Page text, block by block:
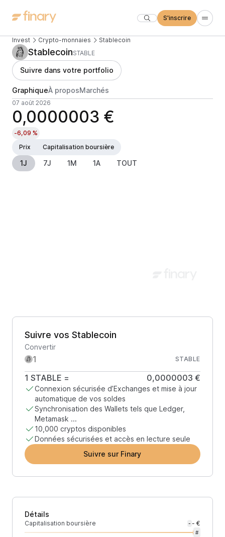
S'inscrire
Invest Crypto-monnaies Stablecoin
StablecoinSTABLE
Suivre dans votre portfolio
GraphiqueÀ proposMarchés
07 août 2026
0,0000003 €
-6,09 %
Prix
Capitalisation boursière
1J 7J 1M 1A TOUT
Suivre vos Stablecoin
Convertir
STABLE
1 STABLE = 0,0000003 €
Connexion sécurisée d’Exchanges et mise à jour
automatique de vos soldes
Synchronisation des Wallets tels que Ledger,
Metamask ...
10,000 cryptos disponibles
Données sécurisées et accès en lecture seule
Suivre sur Finary
Détails
Capitalisation boursière - - €
#